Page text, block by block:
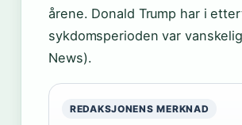
årene. Donald Trump har i
sykdomsperioden var
News).
REDAKSJONENS MERKNAD